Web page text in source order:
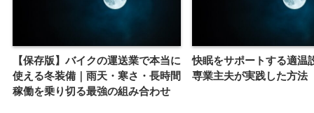
【保存版】バイクの運送業で本当に
使える冬装備｜雨天・寒さ・長時間
稼働を乗り切る最強の組み合わせ
快眠をサポートする適温
専業主夫が実践した方法